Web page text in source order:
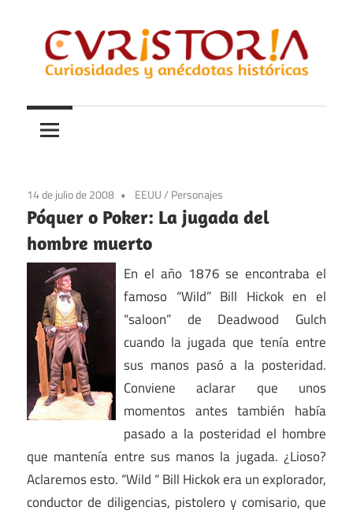
contenido
Curistoria
y
anécdotas
historia
14 de julio de 2008 EEUU/ Personajes
Póquer o Poker: La jugada del
hombre muerto
En el año 1876 se encontraba el
famoso “Wild” Bill Hickok en el
“saloon” de Deadwood Gulch
cuando la jugada que tenía entre
sus manos pasó a la posteridad.
Conviene aclarar que unos
momentos antes también había
pasado a la posteridad el hombre
que mantenía entre sus manos la jugada. ¿Lioso?
Aclaremos esto. “Wild “ Bill Hickok era un explorador,
conductor de diligencias, pistolero y comisario, que